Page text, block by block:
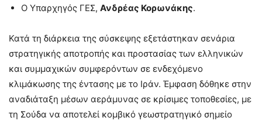
Ο Υπαρχηγός ΓΕΣ, Ανδρέας Κορωνάκης.
Κατά τη διάρκεια της σύσκεψης εξετάστηκαν σενάρια
στρατηγικής αποτροπής και προστασίας των ελληνικών
και συμμαχικών συμφερόντων σε ενδεχόμενο
κλιμάκωσης της έντασης με το Ιράν. Έμφαση δόθηκε στην
αναδιάταξη μέσων αεράμυνας σε κρίσιμες τοποθεσίες, με
τη Σούδα να αποτελεί κομβικό γεωστρατηγικό σημείο